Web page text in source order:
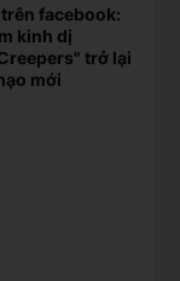
facebook:
kinh dị
trở lại
mới